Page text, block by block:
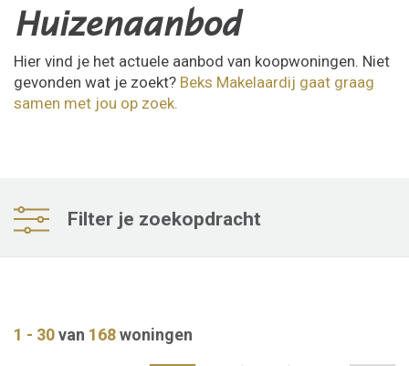
Huizenaanbod
Hier vind je het actuele aanbod van koopwoningen. Niet
gevonden wat je zoekt? Beks Makelaardij gaat graag
samen met jou op zoek.
Filter je zoekopdracht
1 - 30van 168woningen